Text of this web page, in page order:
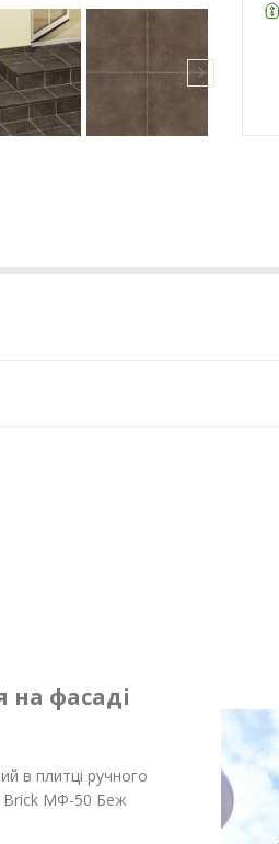
на фасаді
в плитці ручного
Brick МФ-50 Беж